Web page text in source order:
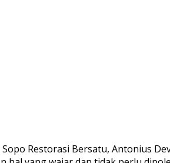
Restorasi Bersatu, Antonius